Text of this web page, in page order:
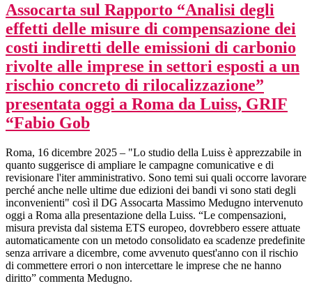
Assocarta sul Rapporto “Analisi degli
effetti delle misure di compensazione dei
costi indiretti delle emissioni di carbonio
rivolte alle imprese in settori esposti a un
rischio concreto di rilocalizzazione”
presentata oggi a Roma da Luiss, GRIF
“Fabio Gob
Roma, 16 dicembre 2025 – "Lo studio della Luiss è apprezzabile in
quanto suggerisce di ampliare le campagne comunicative e di
revisionare l'iter amministrativo. Sono temi sui quali occorre lavorare
perché anche nelle ultime due edizioni dei bandi vi sono stati degli
inconvenienti" così il DG Assocarta Massimo Medugno intervenuto
oggi a Roma alla presentazione della Luiss. “Le compensazioni,
misura prevista dal sistema ETS europeo, dovrebbero essere attuate
automaticamente con un metodo consolidato ea scadenze predefinite
senza arrivare a dicembre, come avvenuto quest'anno con il rischio
di commettere errori o non intercettare le imprese che ne hanno
diritto” commenta Medugno.